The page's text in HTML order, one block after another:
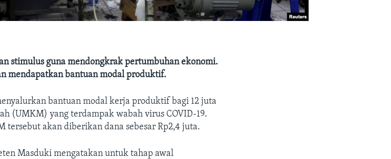
stimulus guna mendongkrak pertumbuhan ekonomi.
mendapatkan bantuan modal produktif.
bantuan modal kerja produktif bagi 12 juta
(UMKM) yang terdampak wabah virus COVID-19.
tersebut akan diberikan dana sebesar Rp2,4 juta.
Masduki mengatakan untuk tahap awal